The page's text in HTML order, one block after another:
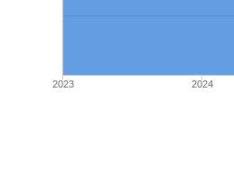
2023 2024